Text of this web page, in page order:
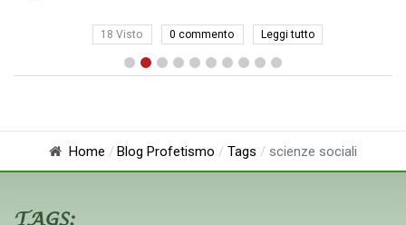
18 Visto 0 commento Leggi tutto
Home Blog Profetismo Tags scienze sociali
TAGS: